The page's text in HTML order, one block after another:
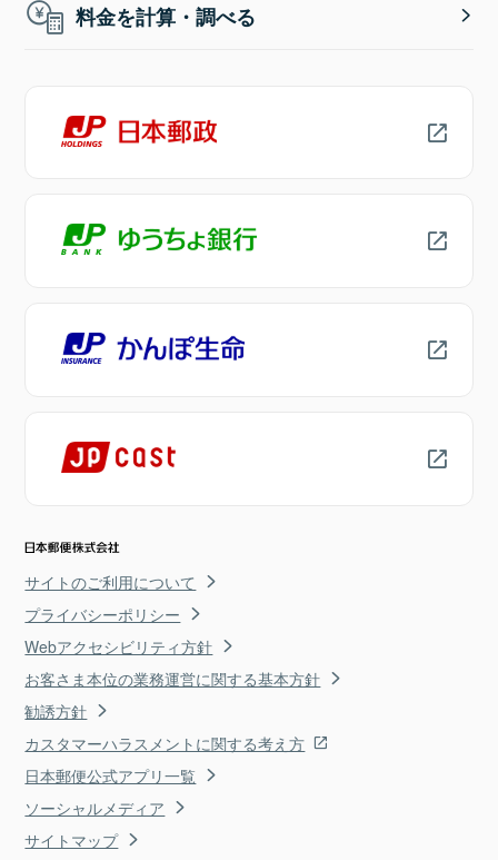
料金を計算・調べる
サイトのご利用について
プライバシーポリシー
Webアクセシビリティ方針
お客さま本位の業務運営に関する基本方針
勧誘方針
カスタマーハラスメントに関する考え方
日本郵便公式アプリ一覧
ソーシャルメディア
サイトマップ